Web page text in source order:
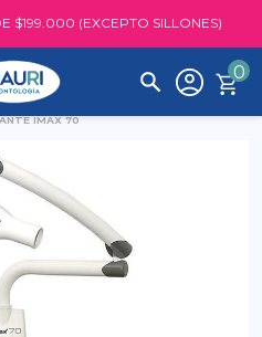
$199.000 (EXCEPTO SILLONES)
0
IMAX 70